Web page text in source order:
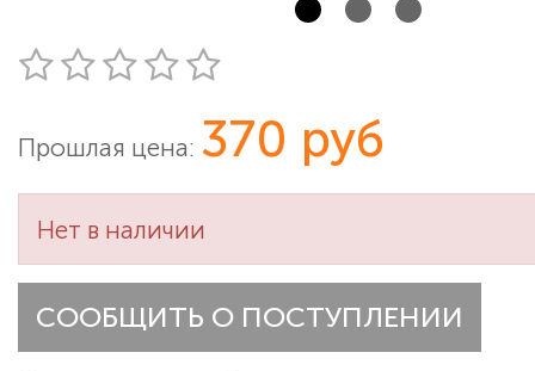
Прошлая цена: 370 руб
Нет в наличии
СООБЩИТЬ О ПОСТУПЛЕНИИ